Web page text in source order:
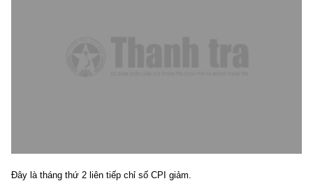
Đây là tháng thứ 2 liên tiếp chỉ số CPI giảm.